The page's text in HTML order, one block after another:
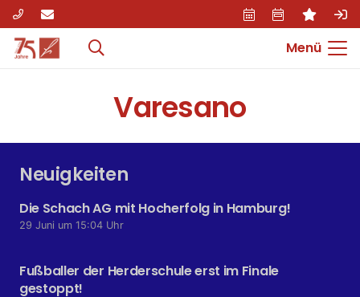
Menü
Varesano
Neuigkeiten
Die Schach AG mit Hocherfolg in Hamburg!
29 Juni um 15:04 Uhr
Fußballer der Herderschule erst im Finale
gestoppt!